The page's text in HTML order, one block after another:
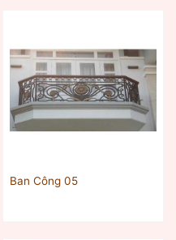
Ban Công 05